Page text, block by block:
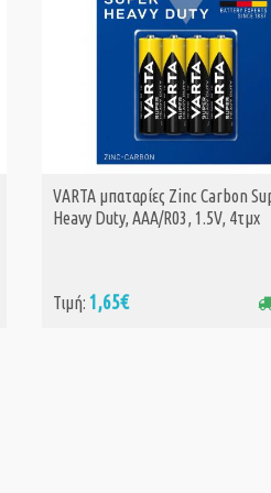
ΑΓΟΡΑ
VARTA μπαταρίες Zinc Carbon
Heavy Duty, AAA/R03, 1.5V, 4τμχ
Τιμή: 1,65€